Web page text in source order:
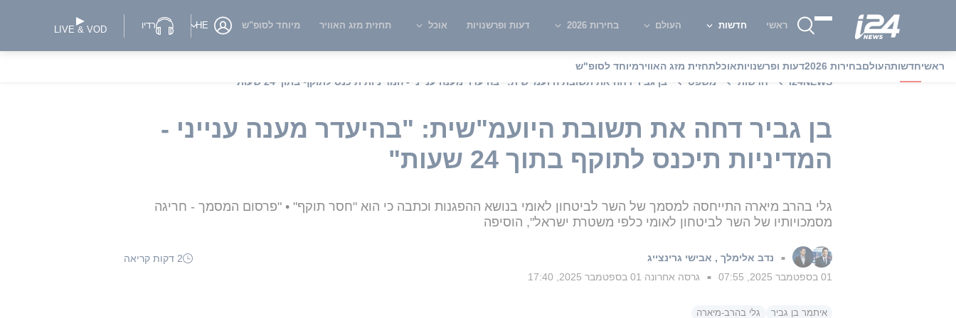
ראשי חדשות העולם בחירות 2026 דעות ופרשנויות אוכל תחזית מזג האוויר מיוחד לסופ"ש HE רדיו LIVE & VOD
ראשיחדשותהעולםבחירות 2026 דעות ופרשנויותאוכלתחזית מזג האווירמיוחד לסופ"ש
i24NEWS
חדשות משפט בן גביר דחה את תשובת היועמ"שית: "בהיעדר מענה ענייני - המדיניות תיכנס לתוקף בתוך 24 שעות"
בן גביר דחה את תשובת היועמ"שית: "בהיעדר מענה ענייני -
המדיניות תיכנס לתוקף בתוך 24 שעות"
גלי בהרב מיארה התייחסה למסמך של השר לביטחון לאומי בנושא ההפגנות וכתבה כי הוא "חסר תוקף" • "פרסום המסמך - חריגה
מסמכויותיו של השר לביטחון לאומי כלפי משטרת ישראל", הוסיפה
■ נדב אלימלך , אבישי גרינצייג
2 דקות קריאה
01 בספטמבר 2025, 07:55
■ גרסה אחרונה 01 בספטמבר 2025, 17:40
איתמר בן גביר גלי בהרב-מיארה